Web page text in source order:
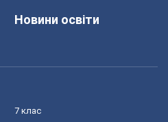
Новини освіти
7 клас